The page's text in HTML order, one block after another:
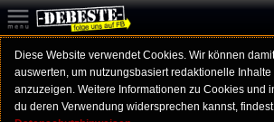
Diese Website verwendet Cookies. Wir können
auswerten, um nutzungsbasiert redaktionelle Inhalte
anzuzeigen. Weitere Informationen zu Cookies und
du deren Verwendung widersprechen kannst,